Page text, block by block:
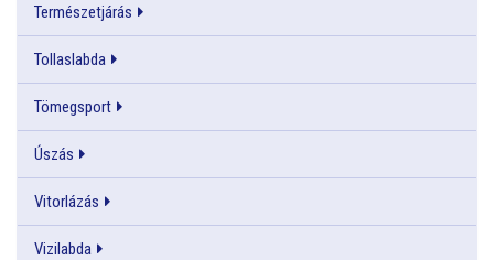
Természetjárás
Tollaslabda
Tömegsport
Úszás
Vitorlázás
Vizilabda